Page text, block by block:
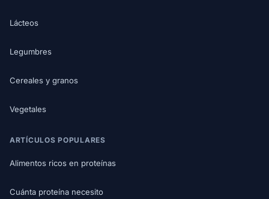
Lácteos
Legumbres
Cereales y granos
Vegetales
ARTÍCULOS POPULARES
Alimentos ricos en proteínas
Cuánta proteína necesito